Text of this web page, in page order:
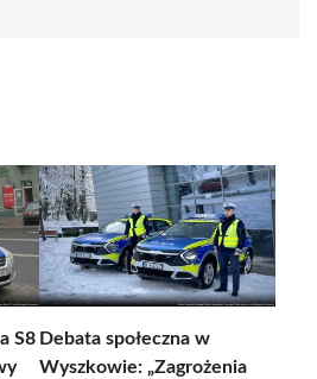
S8 Debata społeczna w
Wyszkowie: „Zagrożenia